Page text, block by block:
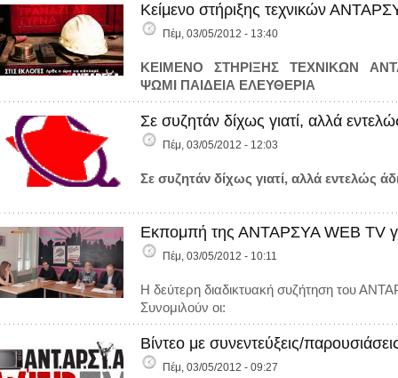
Κείμενο στήριξης τεχνικών
Πέμ, 03/05/2012 - 13:40
ΚΕΙΜΕΝΟ ΣΤΗΡΙΞΗΣ ΤΕΧΝΙΚΩΝ
ΨΩΜΙ ΠΑΙΔΕΙΑ ΕΛΕΥΘΕΡΙΑ
Σε συζητάν δίχως γιατί, αλλά
Πέμ, 03/05/2012 - 12:03
Σε συζητάν δίχως γιατί, αλλά εντελώς
Εκπομπή της ΑΝΤΑΡΣΥΑ WEB TV
Πέμ, 03/05/2012 - 10:11
Η δεύτερη διαδικτυακή συζήτηση του
Συνομιλούν οι:
Βίντεο με συνεντεύξεις/
Πέμ, 03/05/2012 - 09:27